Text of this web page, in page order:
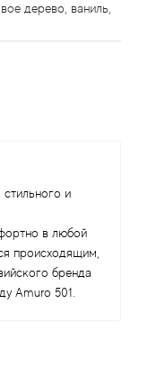
дерево, ваниль,
и
в любой
происходящим,
бренда
Amuro 501.